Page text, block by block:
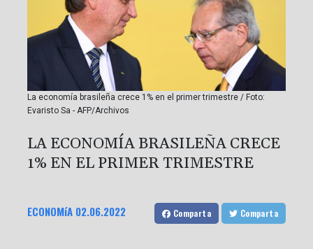
La economía brasileña crece 1% en el primer trimestre / Foto:
Evaristo Sa - AFP/Archivos
LA ECONOMÍA BRASILEÑA CRECE
1% EN EL PRIMER TRIMESTRE
ECONOMíA 02.06.2022 Comparta Comparta